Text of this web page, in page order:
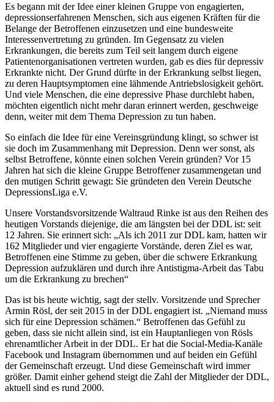
Es begann mit der Idee einer kleinen Gruppe von engagierten,
depressionserfahrenen Menschen, sich aus eigenen Kräften für die
Belange der Betroffenen einzusetzen und eine bundesweite
Interessenvertretung zu gründen. Im Gegensatz zu vielen
Erkrankungen, die bereits zum Teil seit langem durch eigene
Patientenorganisationen vertreten wurden, gab es dies für depressiv
Erkrankte nicht. Der Grund dürfte in der Erkrankung selbst liegen,
zu deren Hauptsymptomen eine lähmende Antriebslosigkeit gehört.
Und viele Menschen, die eine depressive Phase durchlebt haben,
möchten eigentlich nicht mehr daran erinnert werden, geschweige
denn, weiter mit dem Thema Depression zu tun haben.
So einfach die Idee für eine Vereinsgründung klingt, so schwer ist
sie doch im Zusammenhang mit Depression. Denn wer sonst, als
selbst Betroffene, könnte einen solchen Verein gründen? Vor 15
Jahren hat sich die kleine Gruppe Betroffener zusammengetan und
den mutigen Schritt gewagt: Sie gründeten den Verein Deutsche
DepressionsLiga e.V.
Unsere Vorstandsvorsitzende Waltraud Rinke ist aus den Reihen des
heutigen Vorstands diejenige, die am längsten bei der DDL ist: seit
12 Jahren. Sie erinnert sich: „Als ich 2011 zur DDL kam, hatten wir
162 Mitglieder und vier engagierte Vorstände, deren Ziel es war,
Betroffenen eine Stimme zu geben, über die schwere Erkrankung
Depression aufzuklären und durch ihre Antistigma-Arbeit das Tabu
um die Erkrankung zu brechen“
Das ist bis heute wichtig, sagt der stellv. Vorsitzende und Sprecher
Armin Rösl, der seit 2015 in der DDL engagiert ist. „Niemand muss
sich für eine Depression schämen.“ Betroffenen das Gefühl zu
geben, dass sie nicht allein sind, ist ein Hauptanliegen von Rösls
ehrenamtlicher Arbeit in der DDL. Er hat die Social-Media-Kanäle
Facebook und Instagram übernommen und auf beiden ein Gefühl
der Gemeinschaft erzeugt. Und diese Gemeinschaft wird immer
größer. Damit einher gehend steigt die Zahl der Mitglieder der DDL,
aktuell sind es rund 2000.